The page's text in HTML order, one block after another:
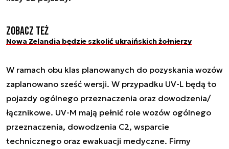
Zobacz też
Nowa Zelandia będzie szkolić ukraińskich żołnierzy
W ramach obu klas planowanych do pozyskania wozów
zaplanowano sześć wersji. W przypadku UV-L będą to
pojazdy ogólnego przeznaczenia oraz dowodzenia/
łącznikowe. UV-M mają pełnić role wozów ogólnego
przeznaczenia, dowodzenia C2, wsparcie
technicznego oraz ewakuacji medyczne. Firmy